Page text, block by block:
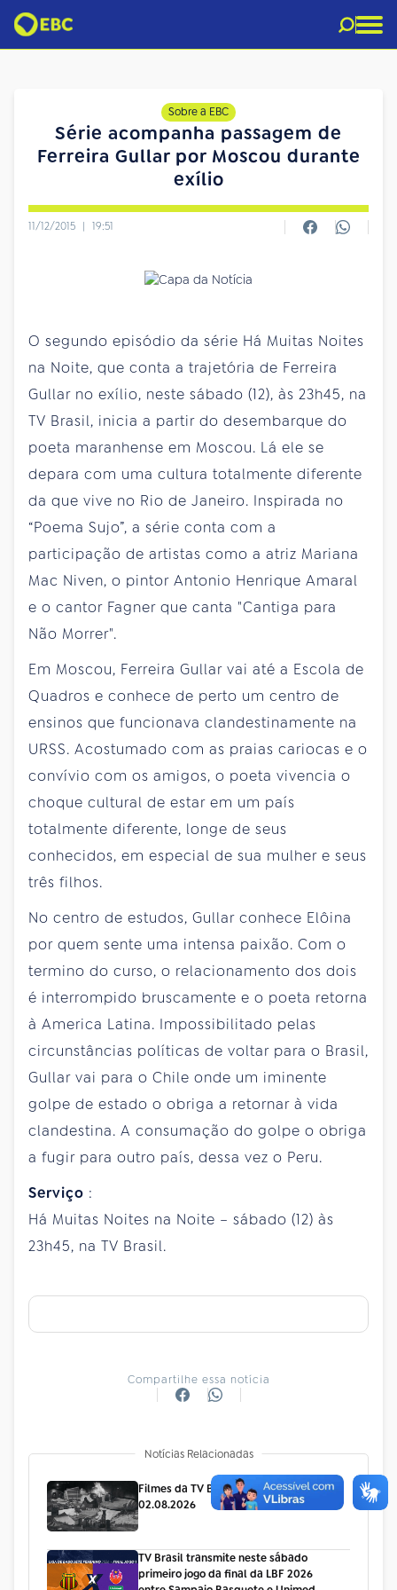
Sobre a EBC
Série acompanha passagem de
Ferreira Gullar por Moscou durante
exílio
11/12/2015 | 19:51
O segundo episódio da série Há Muitas Noites
na Noite, que conta a trajetória de Ferreira
Gullar no exílio, neste sábado (12), às 23h45, na
TV Brasil, inicia a partir do desembarque do
poeta maranhense em Moscou. Lá ele se
depara com uma cultura totalmente diferente
da que vive no Rio de Janeiro. Inspirada no
“Poema Sujo”, a série conta com a
participação de artistas como a atriz Mariana
Mac Niven, o pintor Antonio Henrique Amaral
e o cantor Fagner que canta "Cantiga para
Não Morrer".
Em Moscou, Ferreira Gullar vai até a Escola de
Quadros e conhece de perto um centro de
ensinos que funcionava clandestinamente na
URSS. Acostumado com as praias cariocas e o
convívio com os amigos, o poeta vivencia o
choque cultural de estar em um país
totalmente diferente, longe de seus
conhecidos, em especial de sua mulher e seus
três filhos.
No centro de estudos, Gullar conhece Elôina
por quem sente uma intensa paixão. Com o
termino do curso, o relacionamento dos dois
é interrompido bruscamente e o poeta retorna
à America Latina. Impossibilitado pelas
circunstâncias políticas de voltar para o Brasil,
Gullar vai para o Chile onde um iminente
golpe de estado o obriga a retornar à vida
clandestina. A consumação do golpe o obriga
a fugir para outro país, dessa vez o Peru.
Serviço :
Há Muitas Noites na Noite – sábado (12) às
23h45, na TV Brasil.
Compartilhe essa notícia
Notícias Relacionadas
Filmes da TV Brasil de 27.07 a
02.08.2026
TV Brasil transmite neste sábado
primeiro jogo da final da LBF 2026